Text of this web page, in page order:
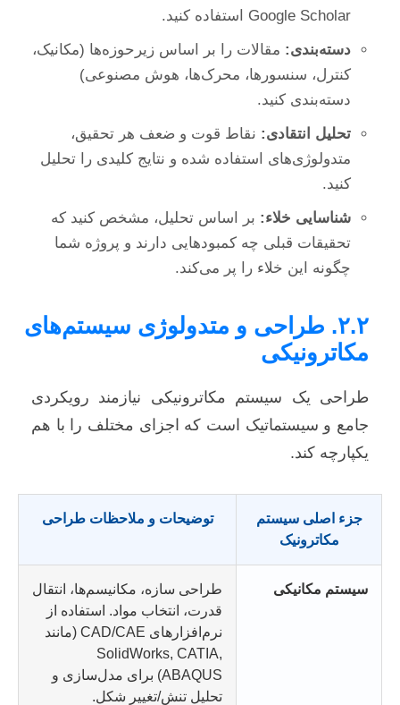
Google Scholar استفاده کنید.
دسته‌بندی: مقالات را بر اساس زیرحوزه‌ها (مکانیک،
کنترل، سنسورها، محرک‌ها، هوش مصنوعی)
دسته‌بندی کنید.
تحلیل انتقادی: نقاط قوت و ضعف هر تحقیق،
متدولوژی‌های استفاده شده و نتایج کلیدی را تحلیل
کنید.
شناسایی خلاء: بر اساس تحلیل، مشخص کنید که
تحقیقات قبلی چه کمبودهایی دارند و پروژه شما
چگونه این خلاء را پر می‌کند.
۲.۲. طراحی و متدولوژی سیستم‌های
مکاترونیکی
طراحی یک سیستم مکاترونیکی نیازمند رویکردی
جامع و سیستماتیک است که اجزای مختلف را با هم
یکپارچه کند.
جزء اصلی سیستم
مکاترونیک
توضیحات و ملاحظات طراحی
سیستم مکانیکی
طراحی سازه، مکانیسم‌ها، انتقال
قدرت، انتخاب مواد. استفاده از
نرم‌افزارهای CAD/CAE (مانند
SolidWorks, CATIA,
ABAQUS) برای مدل‌سازی و
تحلیل تنش/تغییر شکل.